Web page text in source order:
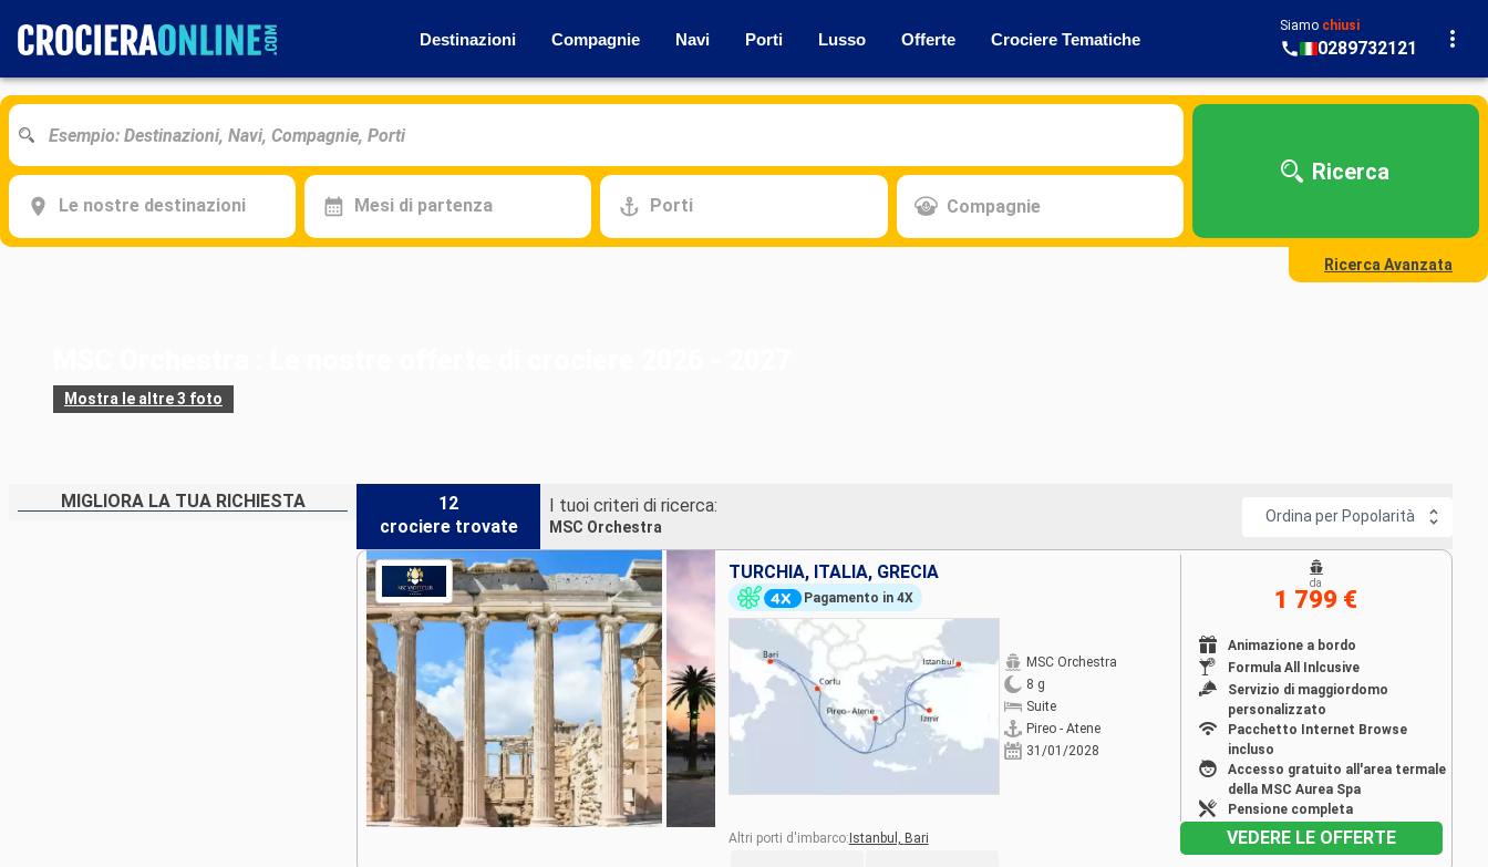
Destinazioni Compagnie Navi Porti Lusso Offerte Crociere Tematiche
Siamo chiusi
0289732121
Le nostre destinazioni Mesi di partenza Porti Compagnie
Ricerca
Ricerca Avanzata
Mostra le altre 3 foto
MIGLIORA LA TUA RICHIESTA
12
crociere trovate
I tuoi criteri di ricerca:
MSC Orchestra
Ordina per Popolarità
TURCHIA, ITALIA, GRECIA
Pagamento in 4X
MSC Orchestra
8 g
Suite
Pireo - Atene
31/01/2028
Animazione a bordo
Formula All Inlcusive
Servizio di maggiordomo
personalizzato
Pacchetto Internet Browse
incluso
Accesso gratuito all'area termale
della MSC Aurea Spa
Pensione completa
da
1 799 €
Altri porti d'imbarco: Istanbul, Bari VEDERE LE OFFERTE